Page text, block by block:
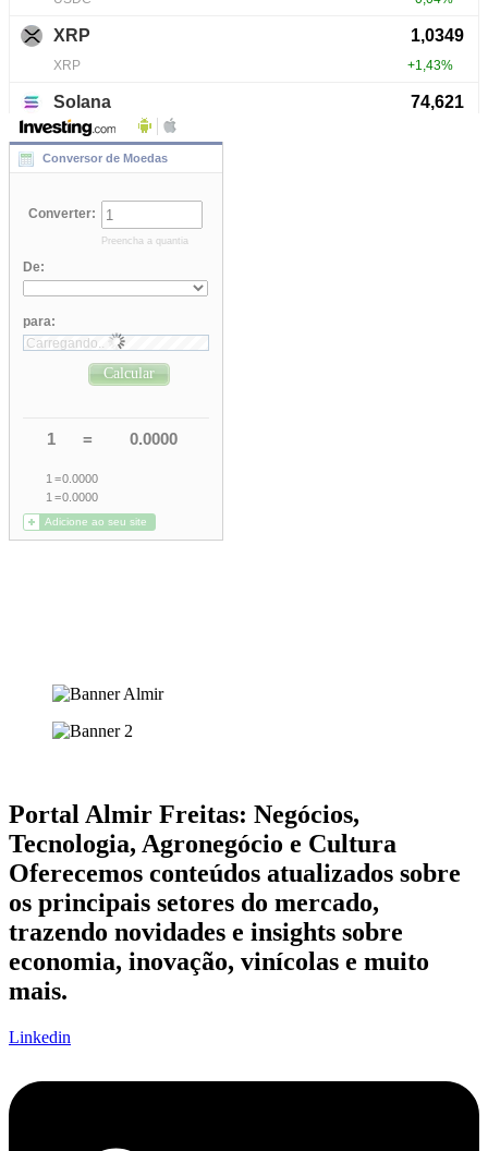
Portal Almir Freitas: Negócios,
Tecnologia, Agronegócio e Cultura
Oferecemos conteúdos atualizados sobre
os principais setores do mercado,
trazendo novidades e insights sobre
economia, inovação, vinícolas e muito
mais.
Linkedin